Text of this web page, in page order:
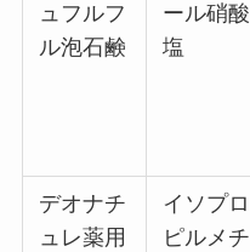
ュフルフ
ル泡石鹸
ール硝酸
塩
デオナチ
ュレ薬用
イソプロ
ピルメチ